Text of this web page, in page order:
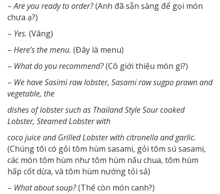
–Are you ready to order?(Anh đã sẵn sàng để gọi món
chưa ạ?)
– Yes. (Vâng)
– Here’s the menu. (Đây là menu)
– What do you recommend?(Cô giới thiệu món gì?)
– We have Sasimi raw lobster, Sasami raw sugpo prawn and
vegetable, the
dishes of lobster such as Thailand Style Sour cooked
Lobster, Steamed Lobster with
coco juice and Grilled Lobster with citronella and garlic.
(Chúng tôi có gỏi tôm hùm sasami, gỏi tôm sú sasami,
các món tôm hùm như tôm hùm nấu chua, tôm hùm
hấp cốt dừa, và tôm hùm nướng tỏi sả)
– What about soup?(Thế còn món canh?)